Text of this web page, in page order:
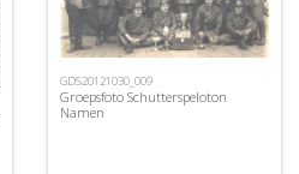
GDS20121030_009
Groepsfoto Schutterspeloton
Namen